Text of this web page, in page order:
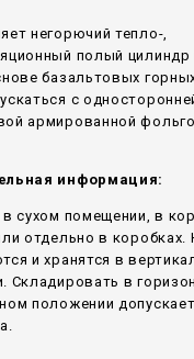
негорючий тепло-,
полый цилиндр
базальтовых
с
армированной
информация:
в сухом помещении, в
отдельно в коробках.
и хранятся в
Складировать в
положении